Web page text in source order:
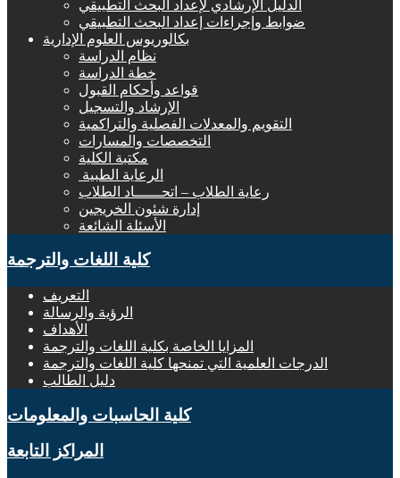
الدليل الإرشادي لإعداد البحث التطبيقي
ضوابط وإجراءات إعداد البحث التطبيقي
بكالوريوس العلوم الإدارية
نظام الدراسة
خطة الدراسة
قواعد وأحكام القبول
الإرشاد والتسجيل
التقويم والمعدلات الفصلية والتراكمية
التخصصات والمسارات
مكتبة الكلية
الرعاية الطبية ‏
رعاية الطلاب – اتحــــــاد الطلاب
إدارة شئون الخريجين
الأسئلة الشائعة
كلية اللغات والترجمة
التعريف
الرؤية والرسالة
الأهداف
المزايا الخاصة بكلية اللغات والترجمة
الدرجات العلمية التي تمنحها كلية اللغات والترجمة
دليل الطالب
كلية الحاسبات والمعلومات
المراكز التابعة